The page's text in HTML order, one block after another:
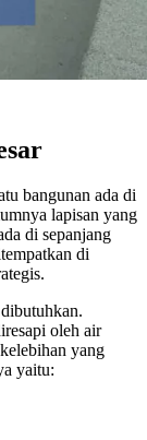
bangunan ada di
lapisan yang
di sepanjang
di
oleh air
yang
yaitu: